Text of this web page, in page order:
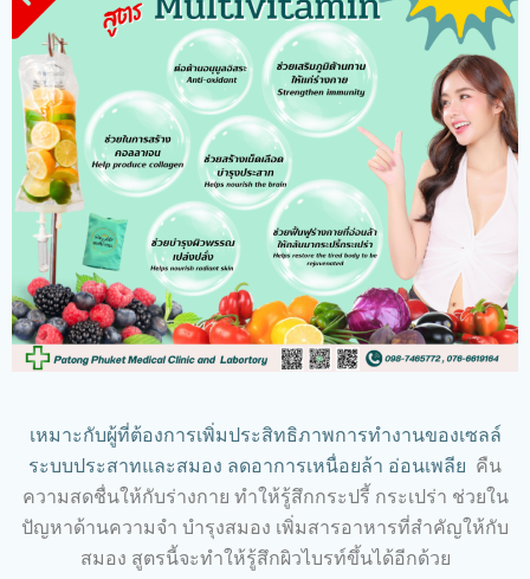
เหมาะกับผู้ที่ต้องการเพิ่มประสิทธิภาพการทำงานของเซลล์
ระบบประสาทและสมอง ลดอาการเหนื่อยล้า อ่อนเพลีย คืน
ความสดชื่นให้กับร่างกาย ทำให้รู้สึกกระปรี้ กระเปร่า ช่วยใน
ปัญหาด้านความจำ บำรุงสมอง เพิ่มสารอาหารที่สำคัญให้กับ
สมอง สูตรนี้จะทำให้รู้สึกผิวไบรท์ขึ้นได้อีกด้วย